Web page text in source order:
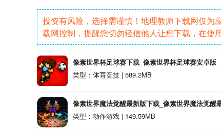
投资有风险，选择需谨慎！地理教师下载网仅为
载网控制，提醒您切勿轻信他人让您下载，在使
像素世界杯足球赛下载_像素世界杯足球赛安卓版
类型：体育竞技 | 589.2MB
像素世界魔法觉醒最新版下载_像素世界魔法觉醒
类型：动作游戏 | 149.59MB